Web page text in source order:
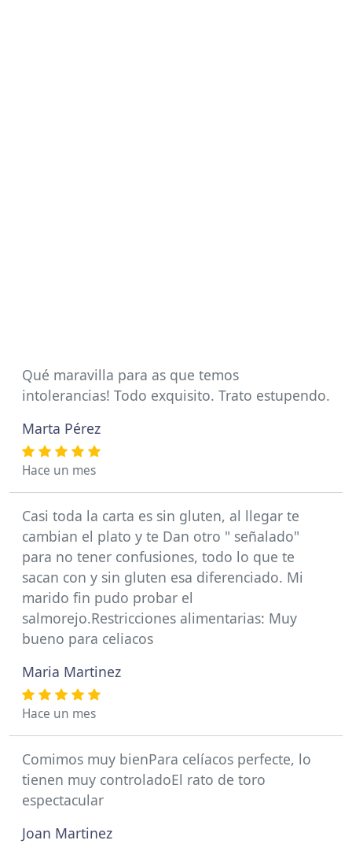
Qué maravilla para as que temos
intolerancias! Todo exquisito. Trato estupendo.
Marta Pérez
Hace un mes
Casi toda la carta es sin gluten, al llegar te
cambian el plato y te Dan otro " señalado"
para no tener confusiones, todo lo que te
sacan con y sin gluten esa diferenciado. Mi
marido fin pudo probar el
salmorejo.Restricciones alimentarias: Muy
bueno para celiacos
Maria Martinez
Hace un mes
Comimos muy bienPara celíacos perfecte, lo
tienen muy controladoEl rato de toro
espectacular
Joan Martinez